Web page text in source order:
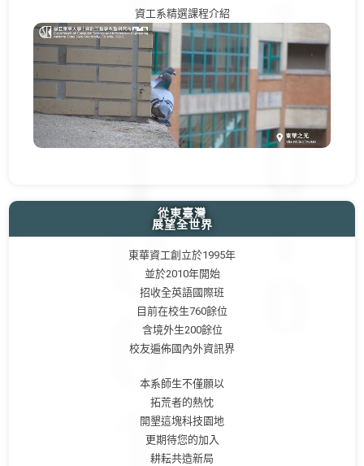
資工系精選課程介紹
從東臺灣
展望全世界
東華資工創立於1995年
並於2010年開始
招收全英語國際班
目前在校生760餘位
含境外生200餘位
校友遍佈國內外資訊界
本系師生不僅願以
拓荒者的熱忱
開墾這塊科技園地
更期待您的加入
耕耘共造新局